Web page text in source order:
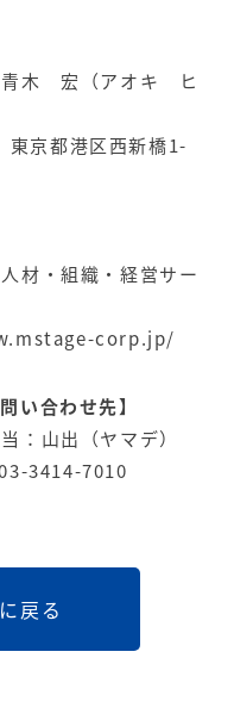
宏（アオキ ヒ
都港区西新橋1-
・組織・経営サー
corp.jp/
い合わせ先】
：山出（ヤマデ）
3414-7010
戻る